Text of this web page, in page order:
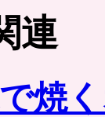
連
焼